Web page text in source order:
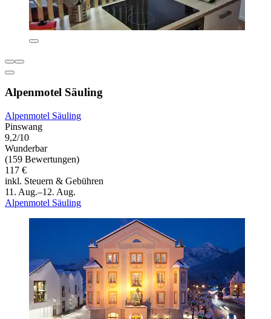
Alpenmotel Säuling
Alpenmotel Säuling
Pinswang
9,2/10
Wunderbar
(159 Bewertungen)
117 €
inkl. Steuern & Gebühren
11. Aug.–12. Aug.
Alpenmotel Säuling